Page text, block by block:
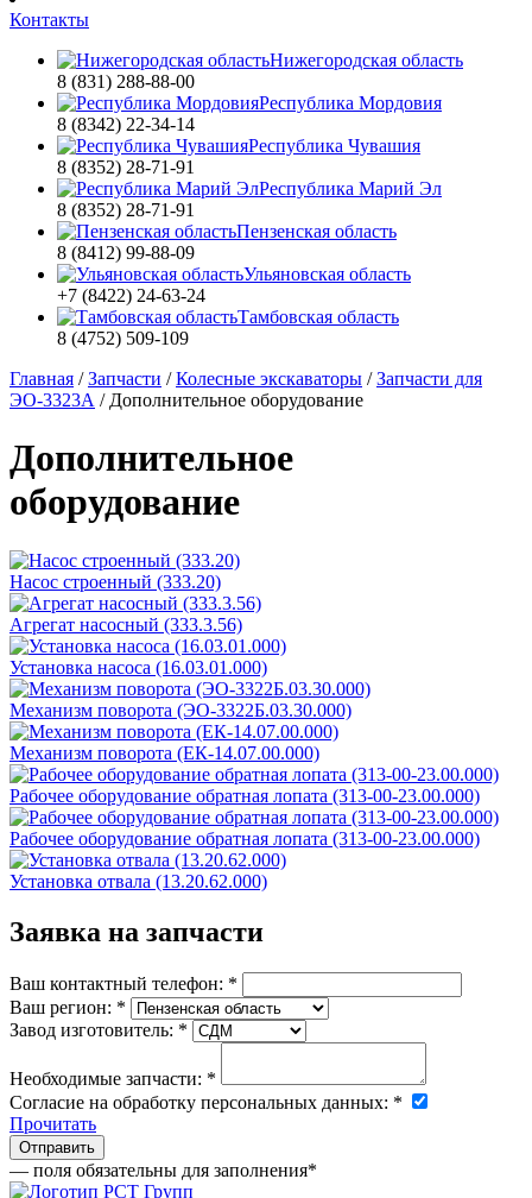
Контакты
Нижегородская область
8 (831) 288-88-00
Республика Мордовия
8 (8342) 22-34-14
Республика Чувашия
8 (8352) 28-71-91
Республика Марий Эл
8 (8352) 28-71-91
Пензенская область
8 (8412) 99-88-09
Ульяновская область
+7 (8422) 24-63-24
Тамбовская область
8 (4752) 509-109
Главная /Запчасти /Колесные экскаваторы /Запчасти для
ЭО-3323А / Дополнительное оборудование
Дополнительное
оборудование
Насос строенный (333.20)
Агрегат насосный (333.3.56)
Установка насоса (16.03.01.000)
Механизм поворота (ЭО-3322Б.03.30.000)
Механизм поворота (ЕК-14.07.00.000)
Рабочее оборудование обратная лопата (313-00-23.00.000)
Рабочее оборудование обратная лопата (313-00-23.00.000)
Установка отвала (13.20.62.000)
Заявка на запчасти
Ваш контактный телефон: *
Ваш регион: *
Завод изготовитель: *
Необходимые запчасти: *
Согласие на обработку персональных данных: *
Прочитать
— поля обязательны для заполнения*